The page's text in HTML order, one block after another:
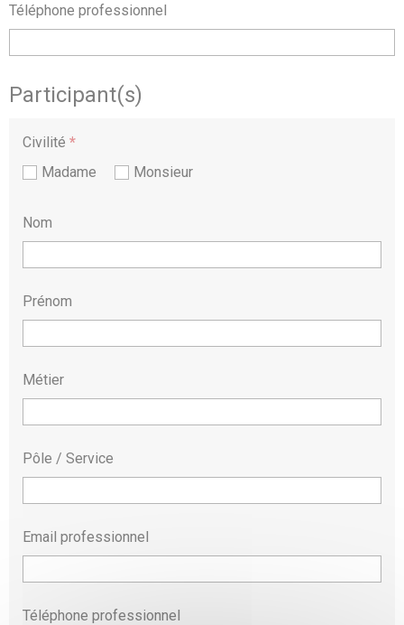
Téléphone professionnel
Participant(s)
Civilité *
Madame
Monsieur
Nom
Prénom
Métier
Pôle / Service
Email professionnel
Téléphone professionnel